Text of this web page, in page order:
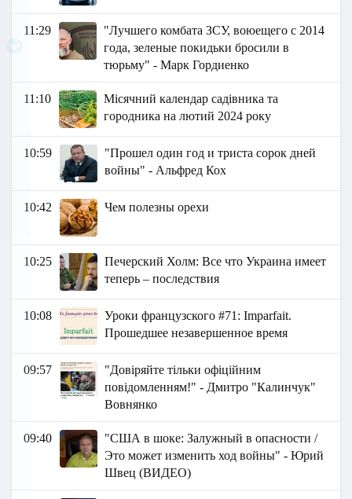
11:29
"Лучшего комбата ЗСУ, воюещего с 2014
года, зеленые покидьки бросили в
тюрьму" - Марк Гордиенко
11:10
Місячний календар садівника та
городника на лютий 2024 року
10:59
"Прошел один год и триста сорок дней
войны" - Альфред Кох
10:42 Чем полезны орехи
10:25
Печерский Холм: Все что Украина имеет
теперь – последствия
10:08
Уроки французского #71: Imparfait.
Прошедшее незавершенное время
09:57
"Довіряйте тільки офіційним
повідомленням!" - Дмитро "Калинчук"
Вовнянко
09:40
"США в шоке: Залужный в опасности /
Это может изменить ход войны" - Юрий
Швец (ВИДЕО)